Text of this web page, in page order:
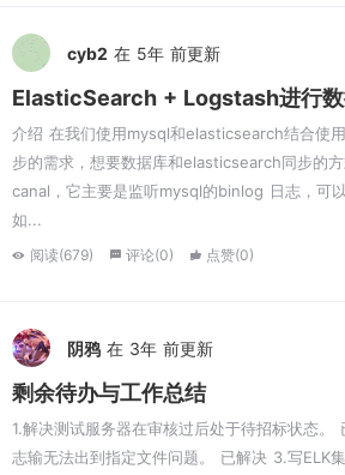
cyb2 在 5年 前更新
ElasticSearch + Logstash进行
介绍 在我们使用mysql和elasticsearch结合使
步的需求，想要数据库和elasticsearch同步的
canal，它主要是监听mysql的binlog 日志，可
如...
阅读(679) 评论(0) 点赞(0)
阴鸦 在 3年 前更新
剩余待办与工作总结
1.解决测试服务器在审核过后处于待招标状态。
志输无法出到指定文件问题。 已解决 3.写ELK